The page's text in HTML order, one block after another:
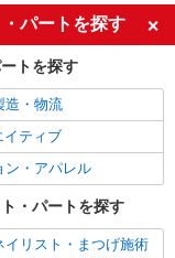
細を見る
メイクスタッフ
給1,160円以上 土日・
時給1,160円以上
ドン・キホーテ
OK
資格者歓迎
歓迎
50代～）活躍中
パートを探す
トを探す
造・物流
イティブ
ン・アパレル
・パートを探す
イリスト・まつげ施術